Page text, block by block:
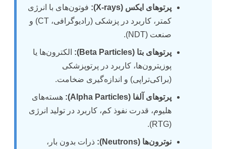
پرتوهای ایکس (X-rays):
فوتون‌های با انرژی
کمتر، کاربرد در پزشکی (رادیوگرافی، CT) و
صنعت (NDT).
پرتوهای بتا (Beta Particles):
الکترون‌ها یا
پوزیترون‌ها، کاربرد در پرتوپزشکی
(براکی‌تراپی) و اندازه‌گیری ضخامت.
پرتوهای آلفا (Alpha Particles):
هسته‌های
هلیوم، قدرت نفوذ کم، کاربرد در تولید انرژی
(RTG).
نوترون‌ها (Neutrons):
ذرات بدون بار،